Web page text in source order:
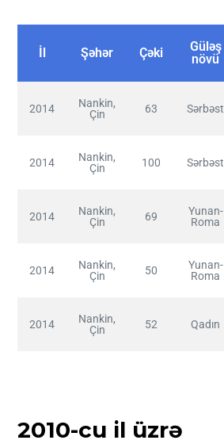
İl Şəhər Çəki
Güləş
növü
2014
Nankin,
Çin
63 Sərbəst
2014
Nankin,
Çin
100 Sərbəst
2014
Nankin,
Çin
69
Yunan-
Roma
2014
Nankin,
Çin
50
Yunan-
Roma
2014
Nankin,
Çin
52 Qadın
2010-cu il üzrə